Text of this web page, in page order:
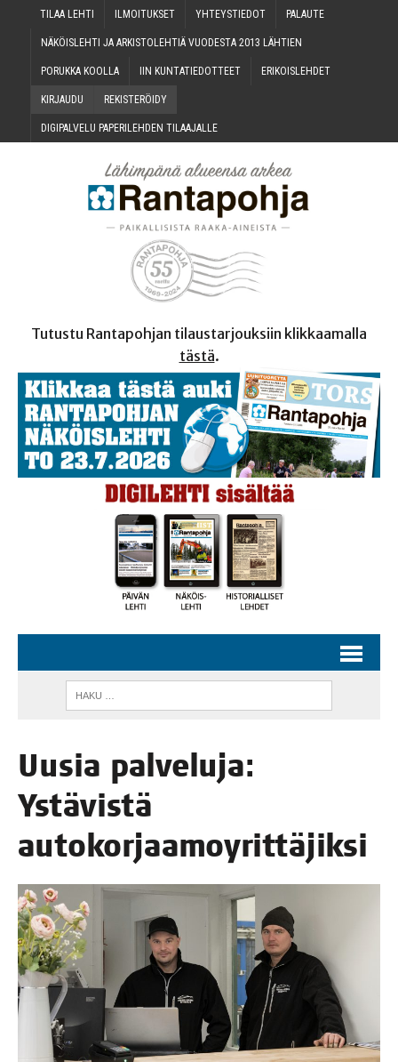
TILAA LEH­TI ILMOI­TUK­SET YHTEYS­TIE­DOT PALAU­TE
NÄKÖIS­LEH­TI JA ARKIS­TO­LEH­TIÄ VUO­DES­TA 2013 LÄHTIEN
PORUK­KA KOOLLA IIN KUN­TA­TIE­DOT­TEET ERI­KOIS­LEH­DET
KIR­JAU­DU REKIS­TE­RÖI­DY
DIGI­PAL­VE­LU PAPE­RI­LEH­DEN TILAAJALLE
Tutustu Rantapohjan tilaustarjouksiin klikkaamalla
tästä.
Uusia pal­ve­lu­ja:
Ystä­vis­tä
autokorjaamoyrittäjiksi